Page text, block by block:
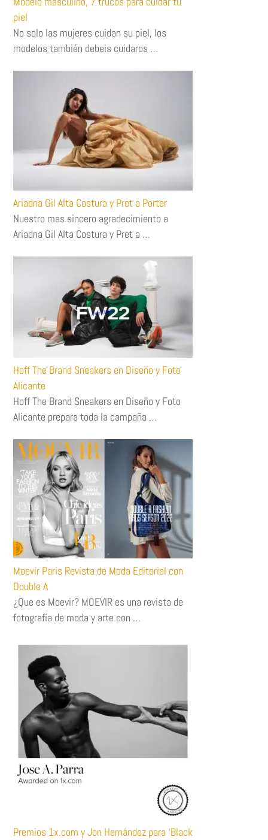
piel
No solo las mujeres cuidan su piel, los
modelos también debeis cuidaros …
Ariadna Gil Alta Costura y Pret a Porter
Nuestro mas sincero agradecimiento a
Ariadna Gil Alta Costura y Pret a …
Hoff The Brand Sneakers en Diseño y Foto
Alicante
Hoff The Brand Sneakers en Diseño y Foto
Alicante prepara toda la campaña …
Moevir Paris Revista de Moda Editorial con
Double A
¿Que es Moevir? MOEVIR es una revista de
fotografía de moda y arte con …
Premios 1x.com y Jon Hernández para ‘Black